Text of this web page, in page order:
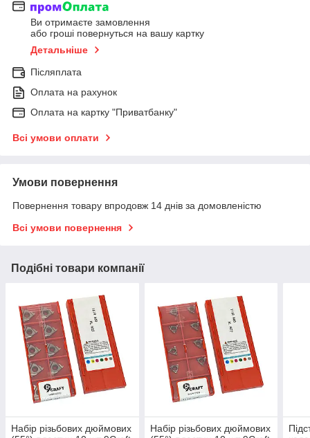
Ви отримаєте замовлення
або гроші повернуться на вашу картку
Детальніше
Післяплата
Оплата на рахунок
Оплата на картку "Приватбанку"
Всі умови оплати
Умови повернення
Повернення товару впродовж 14 днів за домовленістю
Всі умови повернення
Подібні товари компанії
Набір різьбових дюймових
Набір різьбових дюймових